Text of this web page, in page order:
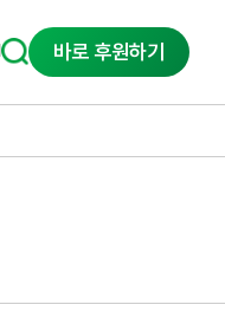
바로 후원하기